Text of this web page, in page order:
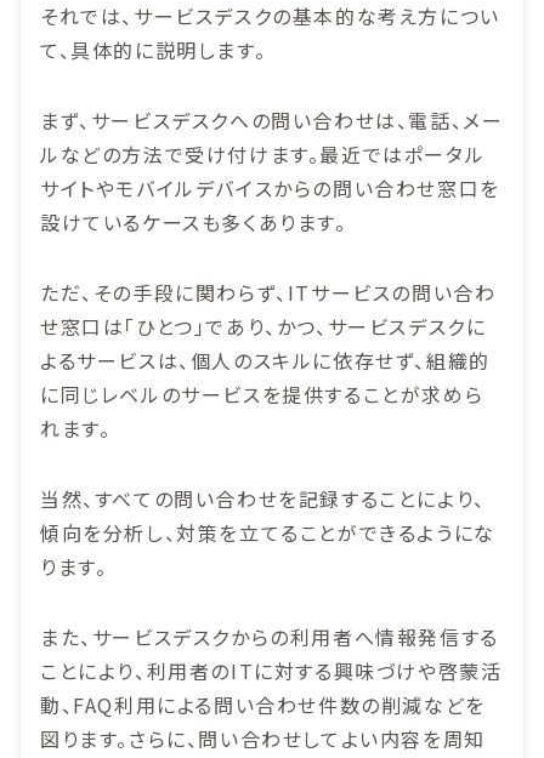
それでは、サービスデスクの基本的な考え方につい
て、具体的に説明します。
まず、サービスデスクへの問い合わせは、電話、メー
ルなどの方法で受け付けます。最近ではポータル
サイトやモバイルデバイスからの問い合わせ窓口を
設けているケースも多くあります。
ただ、その手段に関わらず、ITサービスの問い合わ
せ窓口は「ひとつ」であり、かつ、サービスデスクに
よるサービスは、個人のスキルに依存せず、組織的
に同じレベルのサービスを提供することが求めら
れます。
当然、すべての問い合わせを記録することにより、
傾向を分析し、対策を立てることができるようにな
ります。
また、サービスデスクからの利用者へ情報発信する
ことにより、利用者のITに対する興味づけや啓蒙活
動、FAQ利用による問い合わせ件数の削減などを
図ります。さらに、問い合わせしてよい内容を周知